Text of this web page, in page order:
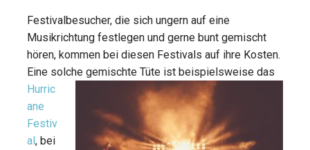
Festivalbesucher, die sich ungern auf eine
Musikrichtung festlegen und gerne bunt gemischt
hören, kommen bei diesen Festivals auf ihre Kosten.
Eine solche gemischte Tüte ist beispielsweise das
Hurric
ane
Festiv
al , bei